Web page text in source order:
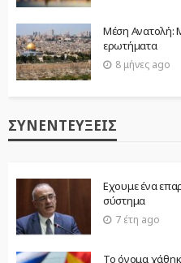
Μέση Ανατολή:
ερωτήματα
8 μήνες ago
ΣΥΝΕΝΤΕΎΞΕΙΣ
Εχουμε ένα
σύστημα
7 έτη ago
Το όνομα